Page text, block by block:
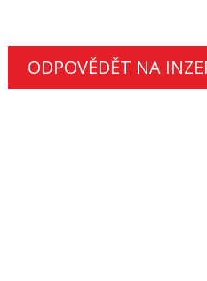
ODPOVĚDĚT NA